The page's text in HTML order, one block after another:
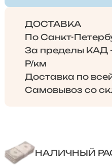
ДОСТАВКА
По Санкт-
За пределы КАД
Р/км
Доставка по
Самовывоз со
НАЛИЧНЫЙ